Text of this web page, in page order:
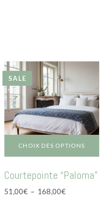
SALE
CHOIX DES OPTIONS
produit
plusieurs
Courtepointe “Paloma”
51,00€ – 168,00€Plage